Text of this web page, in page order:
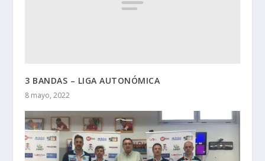
3 BANDAS – LIGA AUTONÓMICA
8 mayo, 2022